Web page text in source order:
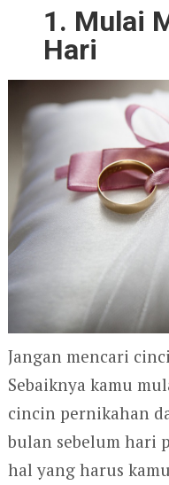
1. Mulai
Hari
Jangan mencari
Sebaiknya kamu
cincin pernikahan
bulan sebelum hari
hal yang harus